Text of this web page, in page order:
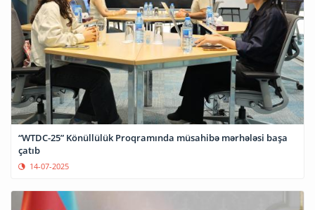
“WTDC-25” Könüllülük Proqramında müsahibə mərhələsi başa
çatıb
14-07-2025